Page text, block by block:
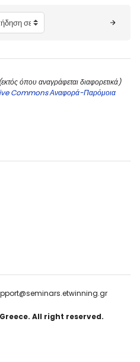
σε...
όπου αναγράφεται διαφορετικά)
Commons Αναφορά-Παρόμοια
All right reserved.